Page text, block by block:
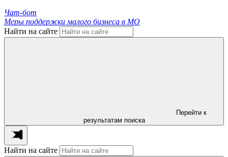
Чат-бот
Меры поддержки малого бизнеса в МО
Найти на сайте
Перейти к
результатам поиска
Найти на сайте